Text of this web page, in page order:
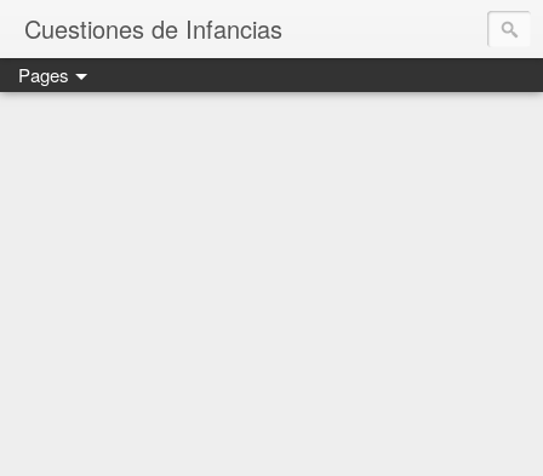
Cuestiones de Infancias
Pages